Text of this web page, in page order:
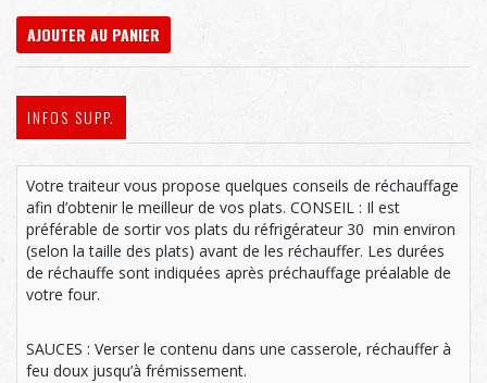
AJOUTER AU PANIER
INFOS SUPP.
Votre traiteur vous propose quelques conseils de réchauffage
afin d’obtenir le meilleur de vos plats. CONSEIL : Il est
préférable de sortir vos plats du réfrigérateur 30 min environ
(selon la taille des plats) avant de les réchauffer. Les durées
de réchauffe sont indiquées après préchauffage préalable de
votre four.
SAUCES : Verser le contenu dans une casserole, réchauffer à
feu doux jusqu’à frémissement.